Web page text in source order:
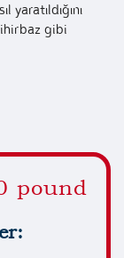
yaratıldığını
gibi
pound